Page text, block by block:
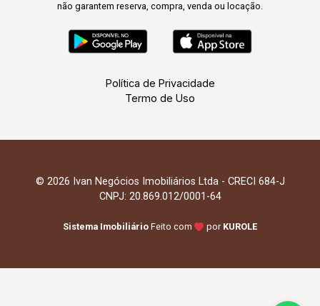
não garantem reserva, compra, venda ou locação.
Política de Privacidade
Termo de Uso
© 2026 Ivan Negócios Imobiliários Ltda - CRECI 684-J
CNPJ: 20.869.012/0001-64
Sistema Imobiliário Feito com por KUROLE